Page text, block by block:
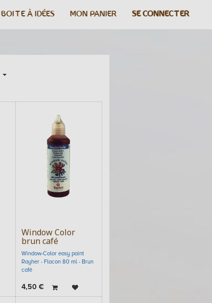
BOITE À IDÉES MON PANIER SE CONNECTER
Window Color
brun café
Window-Color easy paint
Rayher - Flacon 80 ml - Brun
café
4,50€